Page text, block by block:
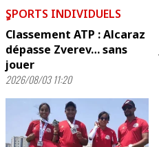
ٍSPORTS INDIVIDUELS
Classement ATP : Alcaraz
dépasse Zverev… sans
jouer
2026/08/03 11:20